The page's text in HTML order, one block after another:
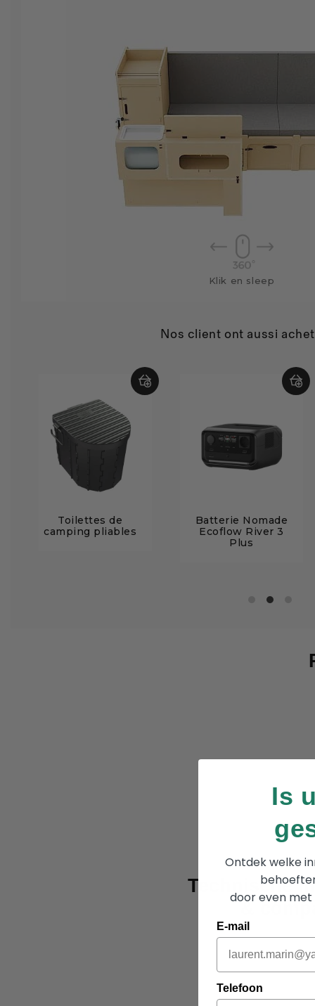
Klik en sleep
Nos client ont aussi
Toilettes de
camping pliables
Batterie Nomade
Ecoflow River 3
Plus
Technische
&
Is
Ontdek welke
door even
E-mail
Telefoon